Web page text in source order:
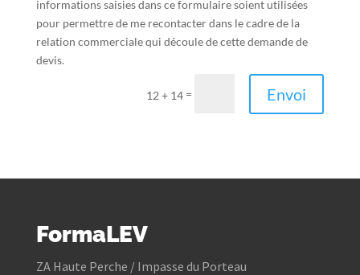
informations saisies dans ce formulaire soient utilisées
pour permettre de me recontacter dans le cadre de la
relation commerciale qui découle de cette demande de
devis.
12 + 14 = Envoi
FormaLEV
ZA Haute Perche / Impasse du Porteau